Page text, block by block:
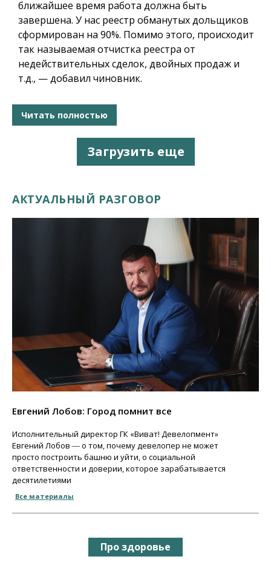
ближайшее время работа должна быть
завершена. У нас реестр обманутых дольщиков
сформирован на 90%. Помимо этого, происходит
так называемая отчистка реестра от
недействительных сделок, двойных продаж и
т.д., — добавил чиновник.
Читать полностью
Загрузить еще
АКТУАЛЬНЫЙ РАЗГОВОР
Евгений Лобов: Город помнит все
Исполнительный директор ГК «Виват! Девелопмент»
Евгений Лобов ― о том, почему девелопер не может
просто построить башню и уйти, о социальной
ответственности и доверии, которое зарабатывается
десятилетиями
Все материалы
Про здоровье